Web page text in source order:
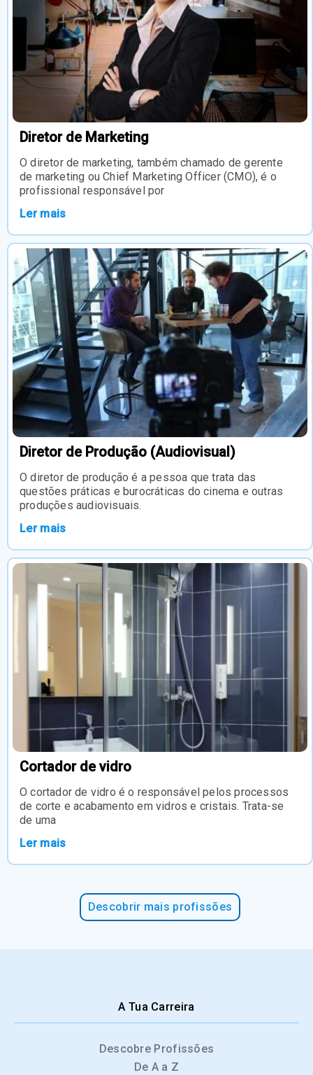
Diretor de Marketing
O diretor de marketing, também chamado de gerente
de marketing ou Chief Marketing Officer (CMO), é o
profissional responsável por
Ler mais
Diretor de Produção (Audiovisual)
O diretor de produção é a pessoa que trata das
questões práticas e burocráticas do cinema e outras
produções audiovisuais.
Ler mais
Cortador de vidro
O cortador de vidro é o responsável pelos processos
de corte e acabamento em vidros e cristais. Trata-se
de uma
Ler mais
Descobrir mais profissões
A Tua Carreira
Descobre Profissões
De A a Z